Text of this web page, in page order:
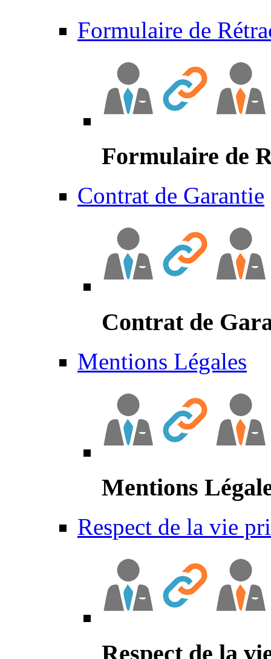
Formulaire de
Formulaire de
Contrat de Garantie
Contrat de
Mentions Légales
Mentions
Respect de la vie
Respect de la